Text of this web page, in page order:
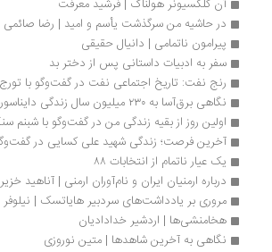
آن کلکسیونر هولناک | فرشید معرفت
در حاشیه من سرگذشت یأسم و امید | رضا صائمی
پیرامون ناتمامی | دانیال حقیقی
سفر به ادبیات داستانی پس از دختر بد
رنج نفت: تاریخ اجتماعی نفت در گفت‌وگو با تورج اتابکی
نگاهی برق‌آسا به ۲۳۰ میلیون سال زندگی دایناسورها
اولین روز از بقیه زندگی من در گفت‌وگو با شبنم سنگاری
آخرین فرصت؛ زندگی شهید علی کسایی در گفت‌وگو با
یک عیار ناتمام از انتخابات ۸۸
درباره ارمنیان ایران و نام‌آوران ارمنی | آناهید خزیر
مروری بر یادداشت‌های سردبیر هایاتسک | نیلوفر اجری
هخامنشی‌ها | اردشیر خدادادیان
نگاهی به آخرین شاهدها | متین نوروزی